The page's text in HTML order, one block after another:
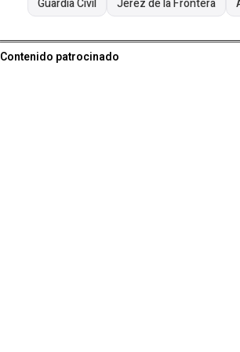
Guardia Civil Jerez de la Frontera
Contenido patrocinado